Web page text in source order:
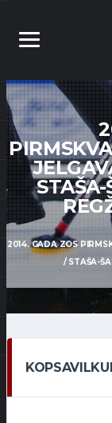
2014. GADA ZOS
/ STAŠA-